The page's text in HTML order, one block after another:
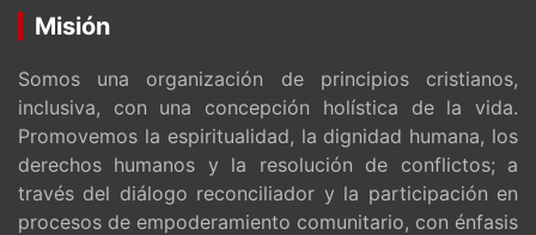
Misión
Somos una organización de principios cristianos,
inclusiva, con una concepción holística de la vida.
Promovemos la espiritualidad, la dignidad humana, los
derechos humanos y la resolución de conflictos; a
través del diálogo reconciliador y la participación en
procesos de empoderamiento comunitario, con énfasis